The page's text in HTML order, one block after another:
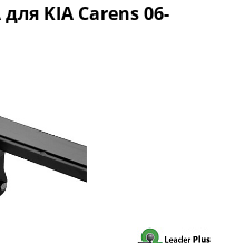
KIA Carens 06-